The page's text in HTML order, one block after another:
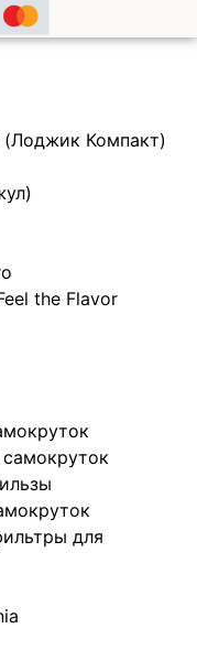
Компакт)
the Flavor
для